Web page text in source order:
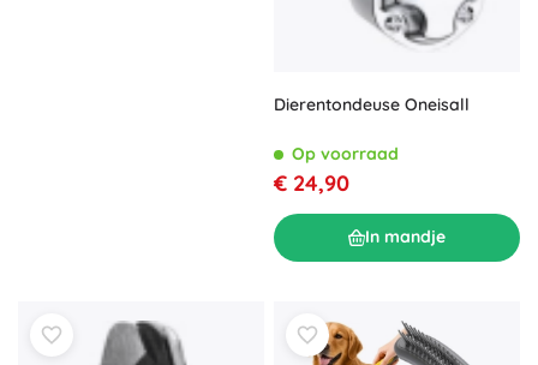
Dierentondeuse Oneisall
Op voorraad
€ 24,90
In mandje